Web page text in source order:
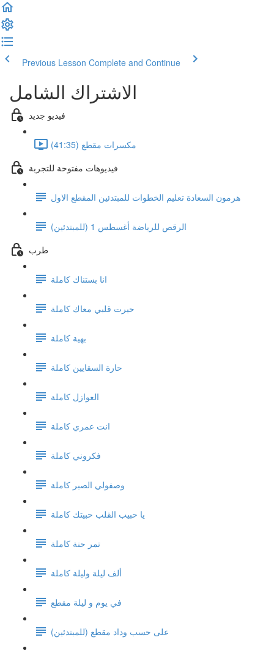
Previous Lesson Complete and Continue
الاشتراك الشامل
فيديو جديد
مكسرات مقطع (41:35)
فيديوهات مفتوحة للتجربة
هرمون السعادة تعليم الخطوات للمبتدئين المقطع الاول
الرقص للرياضة أغسطس 1 (للمبتدئين)
طرب
انا بستناك كاملة
حيرت قلبي معاك كاملة
بهية كاملة
حارة السقايين كاملة
العوازل كاملة
انت عمري كاملة
فكروني كاملة
وصفولي الصبر كاملة
يا حبيب القلب حبيتك كاملة
تمر حنة كاملة
ألف ليلة وليلة كاملة
في يوم و ليلة مقطع
على حسب وداد مقطع (للمبتدئين)